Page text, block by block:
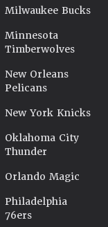
Milwaukee Bucks
Minnesota
Timberwolves
New Orleans
Pelicans
New York Knicks
Oklahoma City
Thunder
Orlando Magic
Philadelphia
76ers